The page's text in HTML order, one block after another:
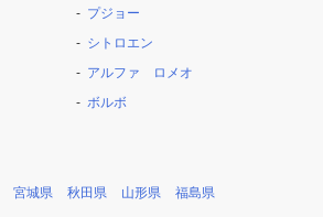
プジョー
シトロエン
アルファ ロメオ
ボルボ
宮城県 秋田県 山形県 福島県